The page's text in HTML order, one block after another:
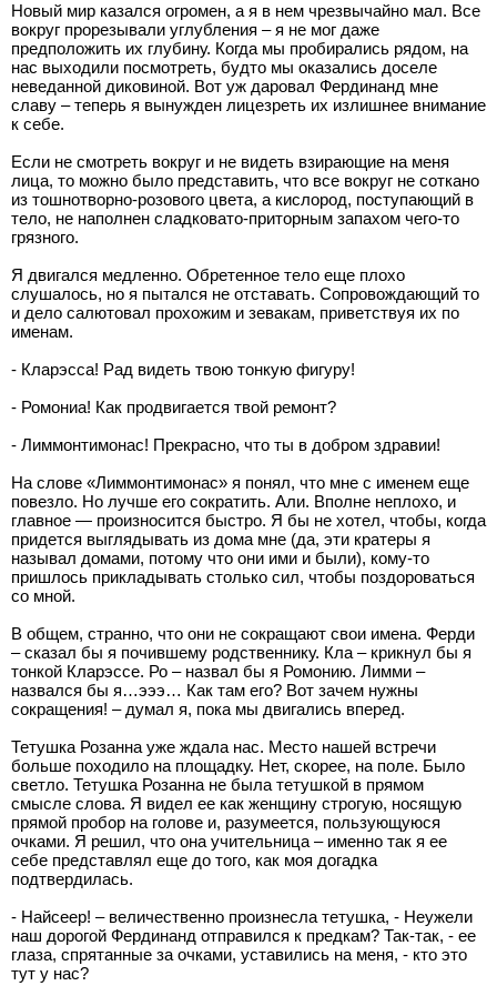
Новый мир казался огромен, а я в нем чрезвычайно мал. Все
вокруг прорезывали углубления – я не мог даже
предположить их глубину. Когда мы пробирались рядом, на
нас выходили посмотреть, будто мы оказались доселе
неведанной диковиной. Вот уж даровал Фердинанд мне
славу – теперь я вынужден лицезреть их излишнее внимание
к себе.
Если не смотреть вокруг и не видеть взирающие на меня
лица, то можно было представить, что все вокруг не соткано
из тошнотворно-розового цвета, а кислород, поступающий в
тело, не наполнен сладковато-приторным запахом чего-то
грязного.
Я двигался медленно. Обретенное тело еще плохо
слушалось, но я пытался не отставать. Сопровождающий то
и дело салютовал прохожим и зевакам, приветствуя их по
именам.
- Кларэсса! Рад видеть твою тонкую фигуру!
- Ромониа! Как продвигается твой ремонт?
- Лиммонтимонас! Прекрасно, что ты в добром здравии!
На слове «Лиммонтимонас» я понял, что мне с именем еще
повезло. Но лучше его сократить. Али. Вполне неплохо, и
главное — произносится быстро. Я бы не хотел, чтобы, когда
придется выглядывать из дома мне (да, эти кратеры я
называл домами, потому что они ими и были), кому-то
пришлось прикладывать столько сил, чтобы поздороваться
со мной.
В общем, странно, что они не сокращают свои имена. Ферди
– сказал бы я почившему родственнику. Кла – крикнул бы я
тонкой Кларэссе. Ро – назвал бы я Ромонию. Лимми –
назвался бы я…эээ… Как там его? Вот зачем нужны
сокращения! – думал я, пока мы двигались вперед.
Тетушка Розанна уже ждала нас. Место нашей встречи
больше походило на площадку. Нет, скорее, на поле. Было
светло. Тетушка Розанна не была тетушкой в прямом
смысле слова. Я видел ее как женщину строгую, носящую
прямой пробор на голове и, разумеется, пользующуюся
очками. Я решил, что она учительница – именно так я ее
себе представлял еще до того, как моя догадка
подтвердилась.
- Найсеер! – величественно произнесла тетушка, - Неужели
наш дорогой Фердинанд отправился к предкам? Так-так, - ее
глаза, спрятанные за очками, уставились на меня, - кто это
тут у нас?